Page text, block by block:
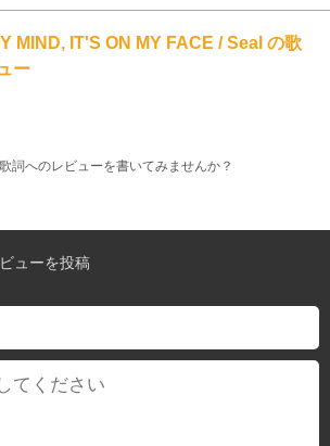
MIND, IT'S ON MY FACE / Seal の歌
ー
詞へのレビューを書いてみませんか？
ューを投稿